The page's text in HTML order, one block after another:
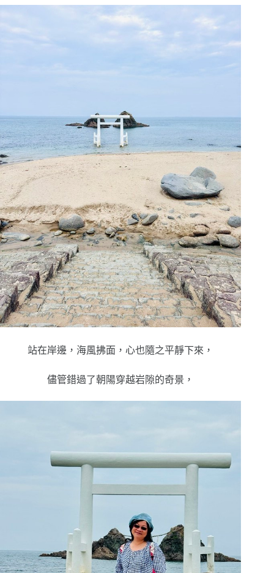
站在岸邊，海風拂面，心也隨之平靜下來，
儘管錯過了朝陽穿越岩隙的奇景，